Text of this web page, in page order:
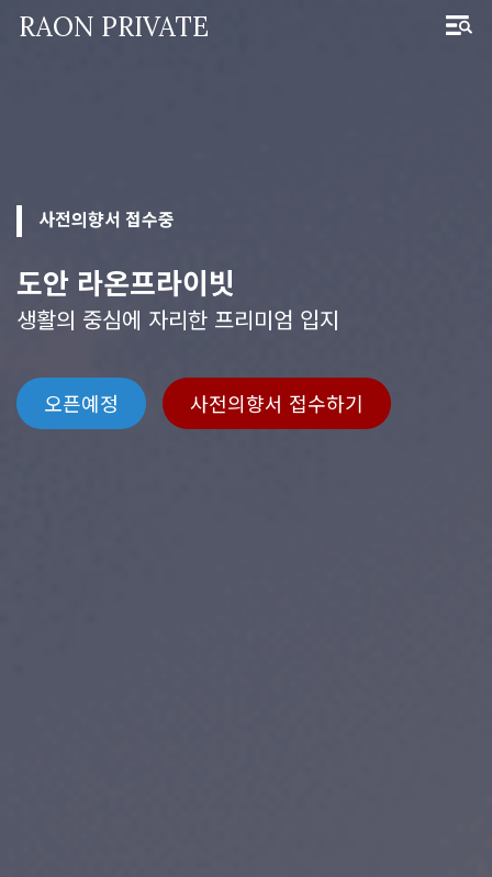
RAON PRIVATE
사전의향서 접수중
도안 라온프라이빗
생활의 중심에 자리한 프리미엄 입지
오픈예정 사전의향서 접수하기